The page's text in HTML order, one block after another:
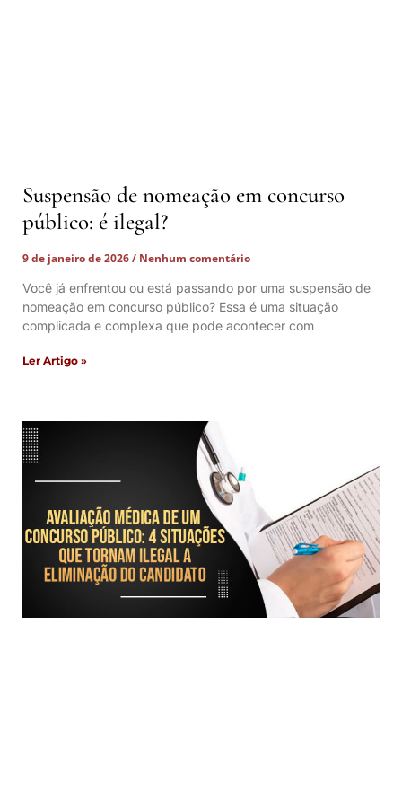
Suspensão de nomeação em concurso
público: é ilegal?
9 de janeiro de 2026
Nenhum comentário
Você já enfrentou ou está passando por uma suspensão de
nomeação em concurso público? Essa é uma situação
complicada e complexa que pode acontecer com
Ler Artigo »